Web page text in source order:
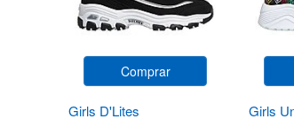
Comprar
Girls D'Lites Girls